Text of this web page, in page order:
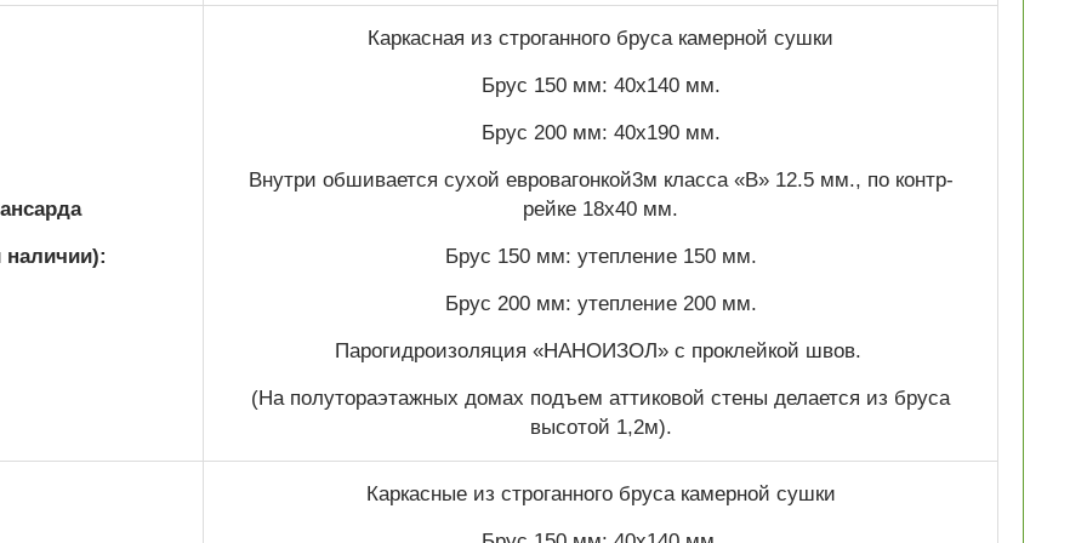
наличии):
Каркасная из строганного бруса камерной сушки
Брус 150 мм: 40х140 мм.
Брус 200 мм: 40х190 мм.
Внутри обшивается сухой евровагонкой3м класса «В» 12.5 мм., по контр-
рейке 18х40 мм.
Брус 150 мм: утепление 150 мм.
Брус 200 мм: утепление 200 мм.
Парогидроизоляция «НАНОИЗОЛ» с проклейкой швов.
(На полутораэтажных домах подъем аттиковой стены делается из бруса
высотой 1,2м).
Каркасные из строганного бруса камерной сушки